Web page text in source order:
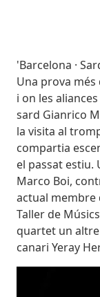
Subtitol
'Barcelona ·
Body
Una prova
i on les
sard Gianrico
la visita al
compartia
el passat estiu.
Marco Boi,
actual membre
Taller de
quartet un altre
canari Yeray